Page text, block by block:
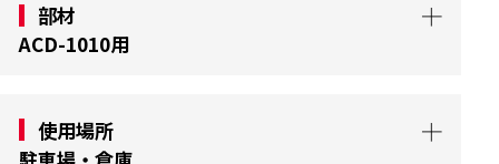
部材
ACD-1010用
使用場所